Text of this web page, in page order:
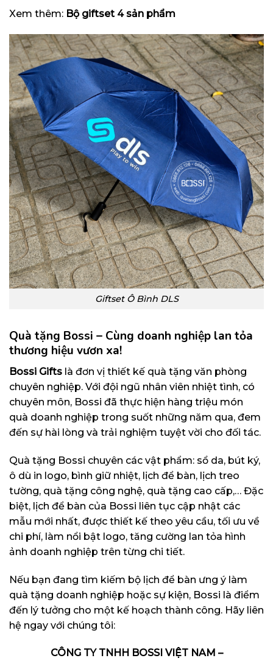
Xem thêm: Bộ giftset 4 sản phẩm
Giftset Ô Bình DLS
Quà tặng Bossi – Cùng doanh nghiệp lan tỏa
thương hiệu vươn xa!
Bossi Gifts là đơn vị thiết kế quà tặng văn phòng
chuyên nghiệp. Với đội ngũ nhân viên nhiệt tình, có
chuyên môn, Bossi đã thực hiện hàng triệu món
quà doanh nghiệp trong suốt những năm qua, đem
đến sự hài lòng và trải nghiệm tuyệt vời cho đối tác.
Quà tặng Bossi chuyên các vật phẩm: sổ da, bút ký,
ô dù in logo, bình giữ nhiệt, lịch để bàn, lịch treo
tường, quà tặng công nghệ, quà tặng cao cấp,… Đặc
biệt, lịch để bàn của Bossi liên tục cập nhật các
mẫu mới nhất, được thiết kế theo yêu cầu, tối ưu về
chi phí, làm nổi bật logo, tăng cường lan tỏa hình
ảnh doanh nghiệp trên từng chi tiết.
Nếu bạn đang tìm kiếm bộ lịch để bàn ưng ý làm
quà tặng doanh nghiệp hoặc sự kiện, Bossi là điểm
đến lý tưởng cho một kế hoạch thành công. Hãy liên
hệ ngay với chúng tôi:
CÔNG TY TNHH BOSSI VIỆT NAM –